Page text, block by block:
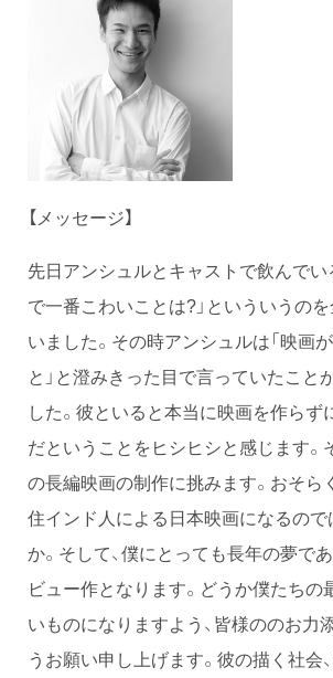
【メッセージ】
先日アンシュルとキャストで飲んでい
で一番こわいことは?」といういうの
いました。その時アンシュルは「映画
と」と澄みきった目で言っていたこと
した。彼といると本当に映画を作ら
だということをヒシヒシと感じます。
の長編映画の制作に挑みます。おそら
住インド人による日本映画になるので
か。そして、僕にとっても長年の夢で
ビュー作となります。どうか僕たちの
いものになりますよう、皆様ののお力
うお願い申し上げます。彼の描く社会